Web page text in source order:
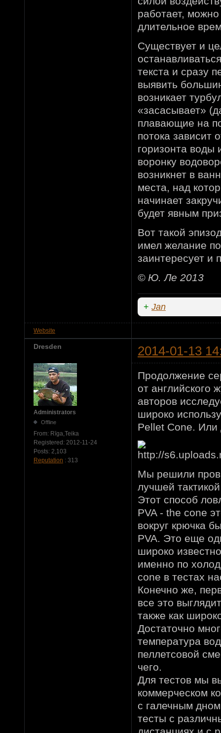
работает, можно
длительное
Существует и
текста и сразу
выявить
возникает
«засасывает»
плавающие на
потока зависит
горизонта
воронку
возникнет в
места, над
начинает
будет явным
Вот такой
имел желание
заинтересует и
© Ю. Ле 2013
+ Jan
Website
Dresden 2014-01-13
Administrators
Offline
From: Rīga,Teika
Registered: 2012-11-24
Posts: 2,103
Reputation : 313
Продолжение
от английского
авторов
широко
Pellet Cone. Или
Мы решили
лучшей
Этот способ
PVA - the cone
вокруг крючка
PVA. Это еще
широко
именно по
cone в тестах
Конечно же,
все это
также как
Достаточно
температура
пеллетсовой
чего.
Для тестов мы
коммерческом
с галечным
тесты с